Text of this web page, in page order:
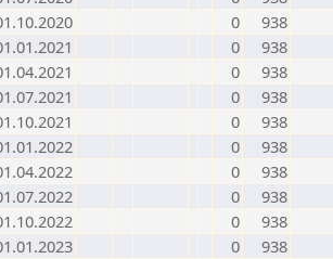
0
938
0
938
0
938
0
938
0
938
0
938
0
938
0
938
0
938
0
938